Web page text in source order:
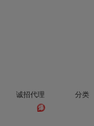
诚招代理 分类
爆